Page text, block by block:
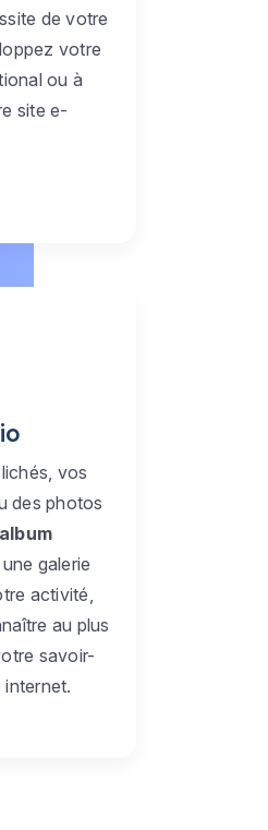
de votre
votre
ou à
site e-
vos
des photos
album
galerie
activité,
au plus
savoir-
internet.